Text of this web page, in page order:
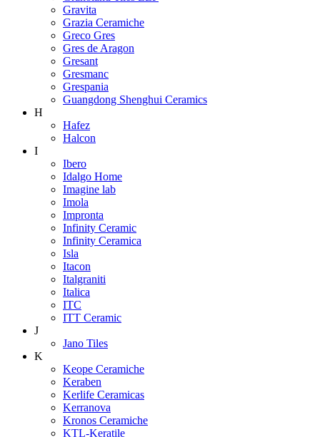
Gravita
Grazia Ceramiche
Greco Gres
Gres de Aragon
Gresant
Gresmanc
Grespania
Guangdong Shenghui Ceramics
H
Hafez
Halcon
I
Ibero
Idalgo Home
Imagine lab
Imola
Impronta
Infinity Ceramic
Infinity Ceramica
Isla
Itacon
Italgraniti
Italica
ITC
ITT Ceramic
J
Jano Tiles
K
Keope Ceramiche
Keraben
Kerlife Ceramicas
Kerranova
Kronos Ceramiche
KTL-Keratile